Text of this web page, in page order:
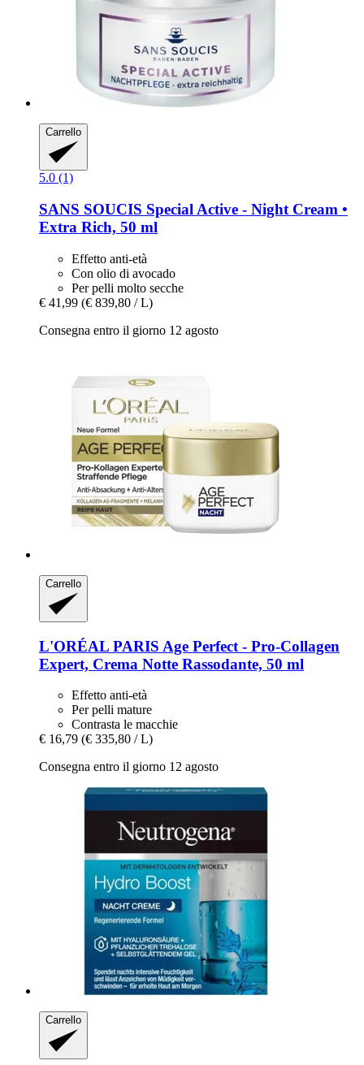
Carrello
5.0 (1)
SANS SOUCIS Special Active -​ Night Cream •
Extra Rich, 50 ml
Effetto anti-età
Con olio di avocado
Per pelli molto secche
€ 41,99 (€ 839,80 / L)
Consegna entro il giorno 12 agosto
Carrello
L'ORÉAL PARIS Age Perfect -​ Pro-​Collagen
Expert, Crema Notte Rassodante, 50 ml
Effetto anti-età
Per pelli mature
Contrasta le macchie
€ 16,79 (€ 335,80 / L)
Consegna entro il giorno 12 agosto
Carrello